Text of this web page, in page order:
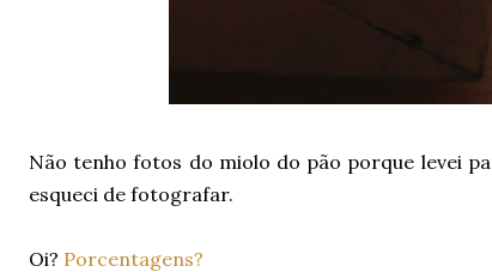
Não tenho fotos do miolo do pão porque levei
esqueci de fotografar.
Oi? Porcentagens?